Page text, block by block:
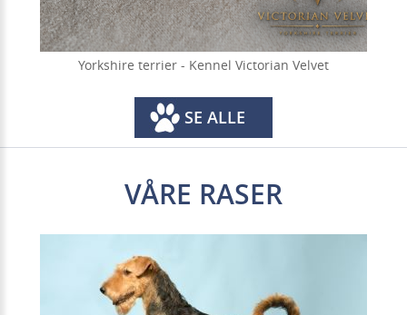
Yorkshire terrier - Kennel Victorian Velvet
SE ALLE
VÅRE RASER